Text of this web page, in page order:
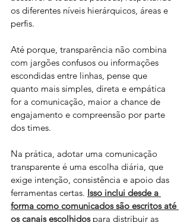
os diferentes níveis hierárquicos, áreas e
perfis.
Até porque, transparência não combina
com jargões confusos ou informações
escondidas entre linhas, pense que
quanto mais simples, direta e empática
for a comunicação, maior a chance de
engajamento e compreensão por parte
dos times.
Na prática, adotar uma comunicação
transparente é uma escolha diária, que
exige intenção, consistência e apoio das
ferramentas certas. Isso inclui desde a
forma como comunicados são escritos até
os canais escolhidos para distribuir as